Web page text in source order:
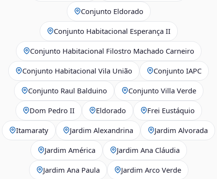
Conjunto Eldorado
Conjunto Habitacional Esperança II
Conjunto Habitacional Filostro Machado Carneiro
Conjunto Habitacional Vila União Conjunto IAPC
Conjunto Raul Balduino Conjunto Villa Verde
Dom Pedro II Eldorado Frei Eustáquio
Itamaraty Jardim Alexandrina Jardim Alvorada
Jardim América Jardim Ana Cláudia
Jardim Ana Paula Jardim Arco Verde